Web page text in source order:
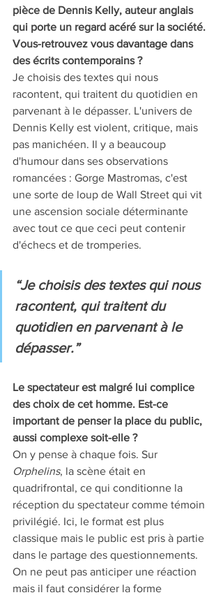
pièce de Dennis Kelly, auteur anglais
qui porte un regard acéré sur la société.
Vous-retrouvez vous davantage dans
des écrits contemporains ?
Je choisis des textes qui nous
racontent, qui traitent du quotidien en
parvenant à le dépasser. L'univers de
Dennis Kelly est violent, critique, mais
pas manichéen. Il y a beaucoup
d'humour dans ses observations
romancées : Gorge Mastromas, c'est
une sorte de loup de Wall Street qui vit
une ascension sociale déterminante
avec tout ce que ceci peut contenir
d'échecs et de tromperies.
“Je choisis des textes qui nous
racontent, qui traitent du
quotidien en parvenant à le
dépasser.”
Le spectateur est malgré lui complice
des choix de cet homme. Est-ce
important de penser la place du public,
aussi complexe soit-elle ?
On y pense à chaque fois. Sur
Orphelins, la scène était en
quadrifrontal, ce qui conditionne la
réception du spectateur comme témoin
privilégié. Ici, le format est plus
classique mais le public est pris à partie
dans le partage des questionnements.
On ne peut pas anticiper une réaction
mais il faut considérer la forme